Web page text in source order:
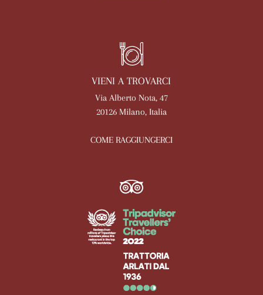
VIENI A TROVARCI
Via Alberto Nota, 47
20126 Milano, Italia
COME RAGGIUNGERCI